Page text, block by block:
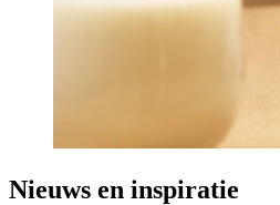
Nieuws en inspiratie